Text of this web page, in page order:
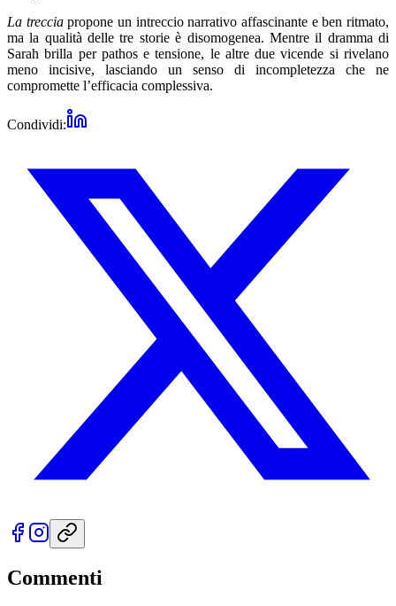
La trecciapropone un intreccio narrativo affascinante e ben ritmato,
ma la qualità delle tre storie è disomogenea. Mentre il dramma di
Sarah brilla per pathos e tensione, le altre due vicende si rivelano
meno incisive, lasciando un senso di incompletezza che ne
compromette l’efficacia complessiva.
Condividi:
Commenti